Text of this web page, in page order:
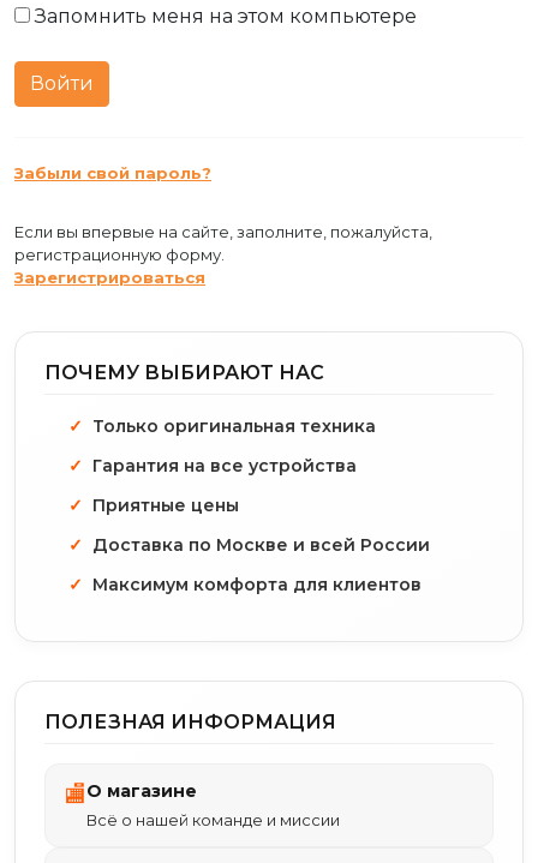
Запомнить меня на этом компьютере
Забыли свой пароль?
Если вы впервые на сайте, заполните, пожалуйста,
регистрационную форму.
Зарегистрироваться
ПОЧЕМУ ВЫБИРАЮТ НАС
Только оригинальная техника
Гарантия на все устройства
Приятные цены
Доставка по Москве и всей России
Максимум комфорта для клиентов
ПОЛЕЗНАЯ ИНФОРМАЦИЯ
🏬О магазине
Всё о нашей команде и миссии